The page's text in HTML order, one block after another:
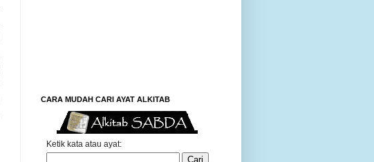
CARA MUDAH CARI AYAT ALKITAB
Ketik kata atau ayat: